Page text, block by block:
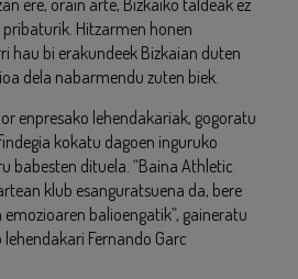
Hitzarmen honen
hau bi erakundeek Bizkaian duten
dela nabarmendu zuten biek.
enpresako lehendakariak, gogoratu
kokatu dagoen inguruko
babesten dituela. “Baina Athletic
klub esanguratsuena da, bere
balioengatik”, gaineratu
Fernando Garc